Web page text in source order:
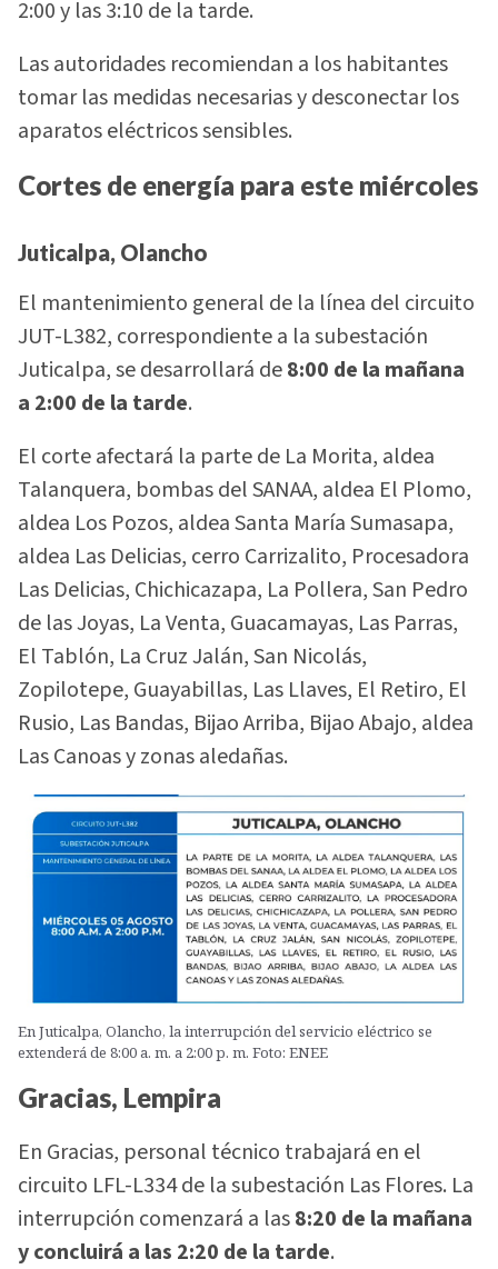
2:00 y las 3:10 de la tarde.
Las autoridades recomiendan a los habitantes
tomar las medidas necesarias y desconectar los
aparatos eléctricos sensibles.
Cortes de energía para este miércoles
Juticalpa, Olancho
El mantenimiento general de la línea del circuito
JUT-L382, correspondiente a la subestación
Juticalpa, se desarrollará de8:00 de la mañana
a 2:00 de la tarde.
El corte afectará la parte de La Morita, aldea
Talanquera, bombas del SANAA, aldea El Plomo,
aldea Los Pozos, aldea Santa María Sumasapa,
aldea Las Delicias, cerro Carrizalito, Procesadora
Las Delicias, Chichicazapa, La Pollera, San Pedro
de las Joyas, La Venta, Guacamayas, Las Parras,
El Tablón, La Cruz Jalán, San Nicolás,
Zopilotepe, Guayabillas, Las Llaves, El Retiro, El
Rusio, Las Bandas, Bijao Arriba, Bijao Abajo, aldea
Las Canoas y zonas aledañas.
En Juticalpa, Olancho, la interrupción del servicio eléctrico se
extenderá de 8:00 a. m. a 2:00 p. m. Foto: ENEE
Gracias, Lempira
En Gracias, personal técnico trabajará en el
circuito LFL-L334 de la subestación Las Flores. La
interrupción comenzará a las8:20 de la mañana
y concluirá a las 2:20 de la tarde.